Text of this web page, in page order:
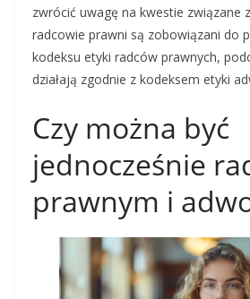
zwrócić uwagę na kwestie związane
radcowie prawni są zobowiązani do
kodeksu etyki radców prawnych,
działają zgodnie z kodeksem etyki
Czy można być
jednocześnie
prawnym i